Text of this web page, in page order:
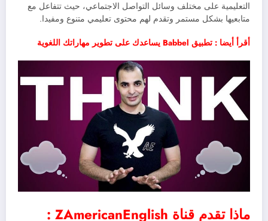
التعليمية على مختلف وسائل التواصل الاجتماعي، حيث تتفاعل مع
متابعيها بشكل مستمر وتقدم لهم محتوى تعليمي متنوع ومفيدا.
أقرأ أيضا : تطبيق Babbel يساعدك على تطوير مهاراتك اللغوية
ماذا تقدم قناة ZAmericanEnglish :